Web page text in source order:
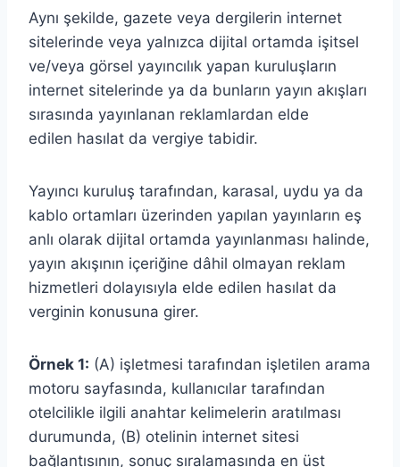
Aynı şekilde, gazete veya dergilerin internet
sitelerinde veya yalnızca dijital ortamda işitsel
ve/veya görsel yayıncılık yapan kuruluşların
internet sitelerinde ya da bunların yayın akışları
sırasında yayınlanan reklamlardan elde
edilen hasılat da vergiye tabidir.
Yayıncı kuruluş tarafından, karasal, uydu ya da
kablo ortamları üzerinden yapılan yayınların eş
anlı olarak dijital ortamda yayınlanması halinde,
yayın akışının içeriğine dâhil olmayan reklam
hizmetleri dolayısıyla elde edilen hasılat da
verginin konusuna girer.
Örnek 1: (A) işletmesi tarafından işletilen arama
motoru sayfasında, kullanıcılar tarafından
otelcilikle ilgili anahtar kelimelerin aratılması
durumunda, (B) otelinin internet sitesi
bağlantısının, sonuç sıralamasında en üst